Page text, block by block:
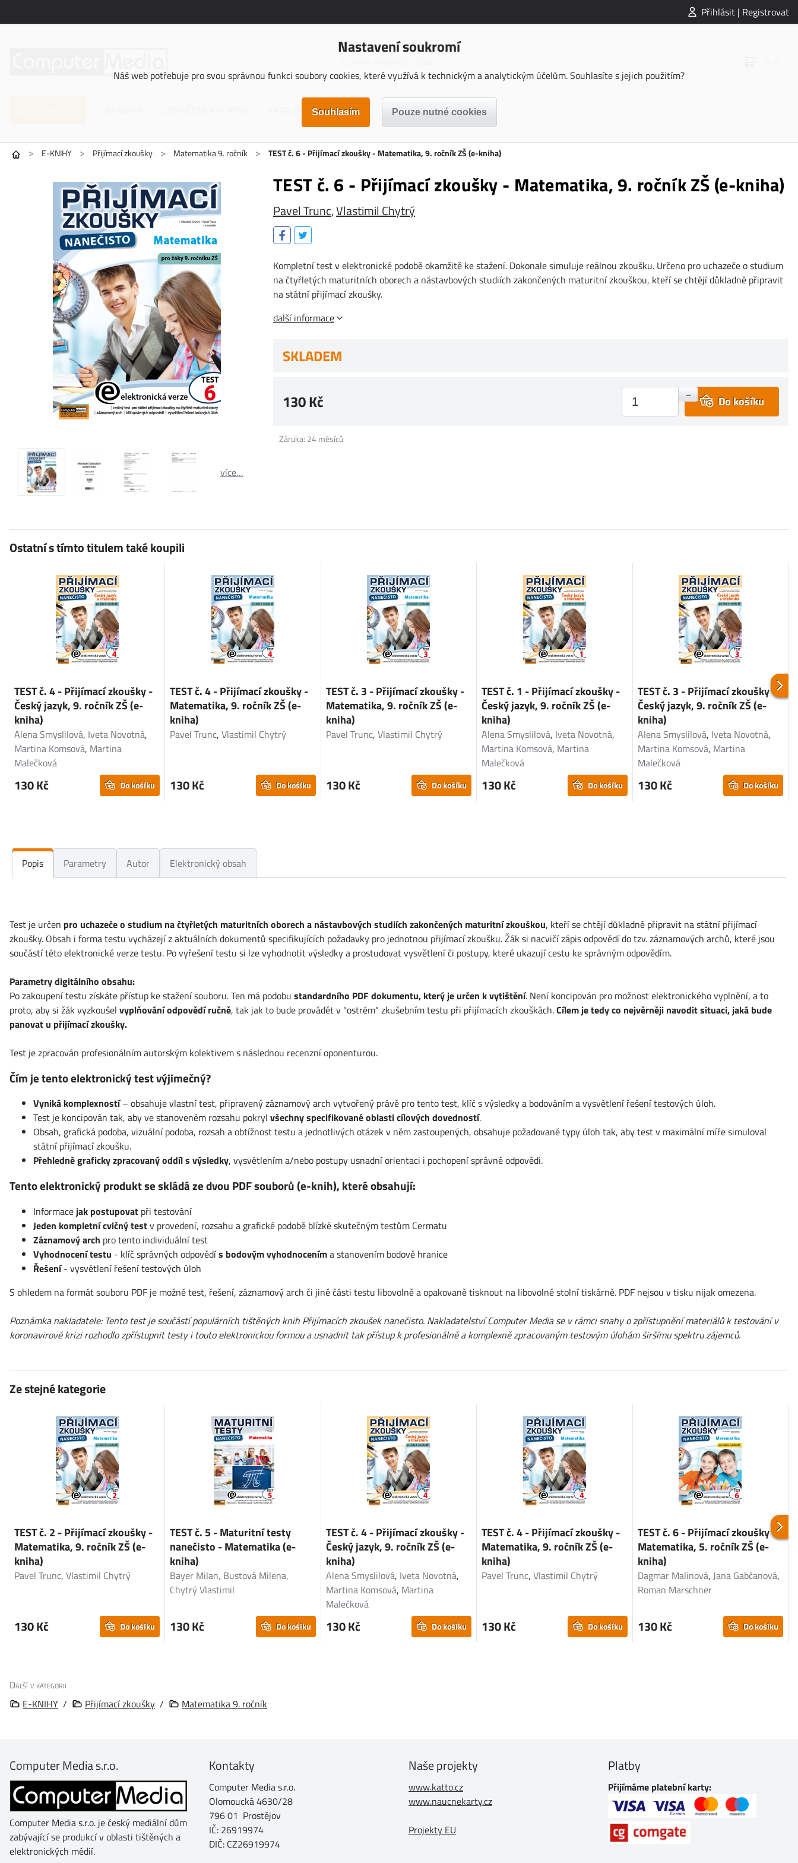
Přihlásit | Registrovat
Nastavení soukromí
Náš web potřebuje pro svou správnou funkci soubory cookies, které využívá k technickým a analytickým účelům. Souhlasíte s jejich použitím?
KATALOGY KE STAŽENÍ
> E-KNIHY > Přijímací zkoušky > Matematika 9. ročník > TEST č. 6 - Přijímací zkoušky - Matematika, 9. ročník ZŠ (e-kniha)
TEST č. 6 - Přijímací zkoušky - Matematika, 9. ročník ZŠ (e-kniha)
Pavel Trunc,Vlastimil Chytrý
více…
Kompletní test v elektronické podobě okamžitě ke stažení. Dokonale simuluje reálnou zkoušku. Určeno pro uchazeče o studium
na čtyřletých maturitních oborech a nástavbových studiích zakončených maturitní zkouškou, kteří se chtějí důkladně připravit
na státní přijímací zkoušky.
další informace
SKLADEM
130 Kč +
– Do košíku
Záruka: 24 měsíců
Ostatní s tímto titulem také koupili
TEST č. 4 - Přijímací zkoušky -
Český jazyk, 9. ročník ZŠ (e-
kniha)
Alena Smyslilová, Iveta Novotná,
Martina Komsová, Martina
Malečková
130 Kč Do košíku
TEST č. 4 - Přijímací zkoušky -
Matematika, 9. ročník ZŠ (e-
kniha)
Pavel Trunc,Vlastimil Chytrý
130 Kč Do košíku
TEST č. 3 - Přijímací zkoušky -
Matematika, 9. ročník ZŠ (e-
kniha)
Pavel Trunc, Vlastimil Chytrý
130 Kč Do košíku
TEST č. 1 - Přijímací zkoušky -
Český jazyk, 9. ročník ZŠ (e-
kniha)
Alena Smyslilová, Iveta Novotná,
Martina Komsová, Martina
Malečková
130 Kč Do košíku
TEST č. 3 - Přijímací zkoušky -
Český jazyk, 9. ročník ZŠ (e-
kniha)
Alena Smyslilová, Iveta Novotná,
Martina Komsová, Martina
Malečková
130 Kč Do košíku
Popis Parametry Autor Elektronický obsah
Test je určen pro uchazeče o studium na čtyřletých maturitních oborech a nástavbových studiích zakončených maturitní zkouškou, kteří se chtějí důkladně připravit na státní přijímací
zkoušky. Obsah i forma testu vycházejí z aktuálních dokumentů specifikujících požadavky pro jednotnou přijímací zkoušku. Žák si nacvičí zápis odpovědí do tzv. záznamových archů, které jsou
součástí této elektronické verze testu. Po vyřešení testu si lze vyhodnotit výsledky a prostudovat vysvětlení či postupy, které ukazují cestu ke správným odpovědím.
Parametry digitálního obsahu:
Po zakoupení testu získáte přístup ke stažení souboru. Ten má podobu standardního PDF dokumentu, který je určen k vytištění. Není koncipován pro možnost elektronického vyplnění, a to
proto, aby si žák vyzkoušel vyplňování odpovědí ručně, tak jak to bude provádět v "ostrém" zkušebním testu při přijímacích zkouškách.Cílem je tedy co nejvěrněji navodit situaci, jaká bude
panovat u přijímací zkoušky.
Test je zpracován profesionálním autorským kolektivem s následnou recenzní oponenturou.
Čím je tento elektronický test výjimečný?
Vyniká komplexností– obsahuje vlastní test, připravený záznamový arch vytvořený právě pro tento test, klíč s výsledky a bodováním a vysvětlení řešení testových úloh.
Test je koncipován tak, aby ve stanoveném rozsahu pokryl všechny specifikované oblasti cílových dovedností.
Obsah, grafická podoba, vizuální podoba, rozsah a obtížnost testu a jednotlivých otázek v něm zastoupených, obsahuje požadované typy úloh tak, aby test v maximální míře simuloval
státní přijímací zkoušku.
Přehledně graficky zpracovaný oddíl s výsledky, vysvětlením a/nebo postupy usnadní orientaci i pochopení správné odpovědi.
Tento elektronický produkt se skládá ze dvou PDF souborů (e-knih), které obsahují:
Informace jak postupovat při testování
Jeden kompletní cvičný testv provedení, rozsahu a grafické podobě blízké skutečným testům Cermatu
Záznamový arch pro tento individuální test
Vyhodnocení testu - klíč správných odpovědís bodovým vyhodnoceníma stanovením bodové hranice
Řešení- vysvětlení řešení testových úloh
S ohledem na formát souboru PDF je možné test, řešení, záznamový arch či jiné části testu libovolně a opakovaně tisknout na libovolné stolní tiskárně. PDF nejsou v tisku nijak omezena.
Poznámka nakladatele: Tento test je součástí populárních tištěných knih Přijímacích zkoušek nanečisto. Nakladatelství Computer Media se v rámci snahy o zpřístupnění materiálů k testování v
koronavirové krizi rozhodlo zpřístupnit testy i touto elektronickou formou a usnadnit tak přístup k profesionálně a komplexně zpracovaným testovým úlohám širšímu spektru zájemců.
Ze stejné kategorie
TEST č. 2 - Přijímací zkoušky -
Matematika, 9. ročník ZŠ (e-
kniha)
Pavel Trunc, Vlastimil Chytrý
130 Kč Do košíku
TEST č. 5 - Maturitní testy
nanečisto - Matematika (e-
kniha)
Bayer Milan, Bustová Milena,
Chytrý Vlastimil
130 Kč Do košíku
TEST č. 4 - Přijímací zkoušky -
Český jazyk, 9. ročník ZŠ (e-
kniha)
Alena Smyslilová, Iveta Novotná,
Martina Komsová, Martina
Malečková
130 Kč Do košíku
TEST č. 4 - Přijímací zkoušky -
Matematika, 9. ročník ZŠ (e-
kniha)
Pavel Trunc,Vlastimil Chytrý
130 Kč Do košíku
TEST č. 6 - Přijímací zkoušky -
Matematika, 5. ročník ZŠ (e-
kniha)
Dagmar Malinová, Jana Gabčanová,
Roman Marschner
130 Kč Do košíku
Další v kategorii
E-KNIHY / Přijímací zkoušky / Matematika 9. ročník
Computer Media s.r.o.
Computer Media s.r.o. je český mediální dům
zabývající se produkcí v oblasti tištěných a
elektronických médií.
Kontakty
Computer Media s.r.o.
Olomoucká 4630/28
796 01 Prostějov
IČ: 26919974
DIČ: CZ26919974
Naše projekty
www.katto.cz
www.naucnekarty.cz
Projekty EU
Platby
Přijímáme platební karty: